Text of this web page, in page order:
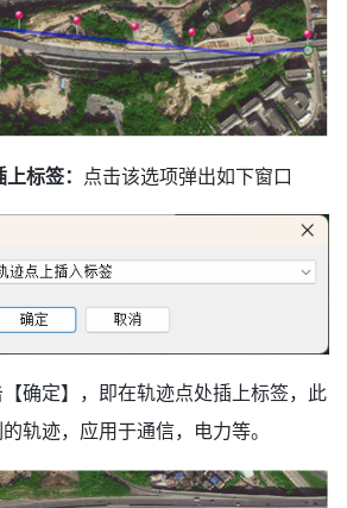
标签： 点击该选项弹出如下窗口
确定】，即在轨迹点处插上标签，此
轨迹，应用于通信，电力等。